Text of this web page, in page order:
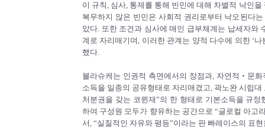
이 규칙, 심사, 통제를 통해 빈민에 대해 차별적 낙인
복무하지 않은 빈민은 사회적 권리로부터 낙오된다
았다. 또한 조건과 심사에 매인 급부체계는 납세자와
계로 자리매기며, 이러한 관계는 양적 다수에 의한 ‘
했다.
블라슈케는 인권적 측면에서의 장점과, 자연적‧문
소득을 일종의 공유형태로 자리매겼고, 곽노완 시립
처분권을 갖는 코뮌재”의 한 형태로 기본소득을 규
하여 구성원 모두가 향유하는 공간으로 “글로컬 아고
서, “실질적인 자유와 평등”이라는 판 빠레이스의 표